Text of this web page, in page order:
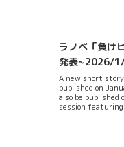
の辺りでまんず
ある「オタクコ
はよくわからんが
マジでGOODであ
ミュニティーと自
どその際のゲヲロ
書家にもお勧めで
「日本共産党独習
それぐらい完成度
ラノベ「負け
発表~2026/1/
A new short story
published on
also be published
session featuring
チし続けている
発表された。新